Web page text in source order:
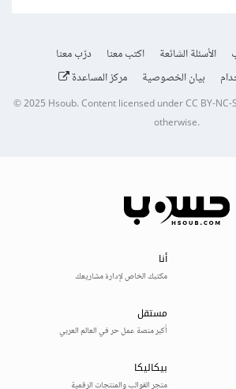
الأسئلة الشائعة اكتب معنا
درّب معنا
بيان الخصوصية مركز المساعدة
© 2025Hsoub.Content licensed underCC BY-
otherwise.